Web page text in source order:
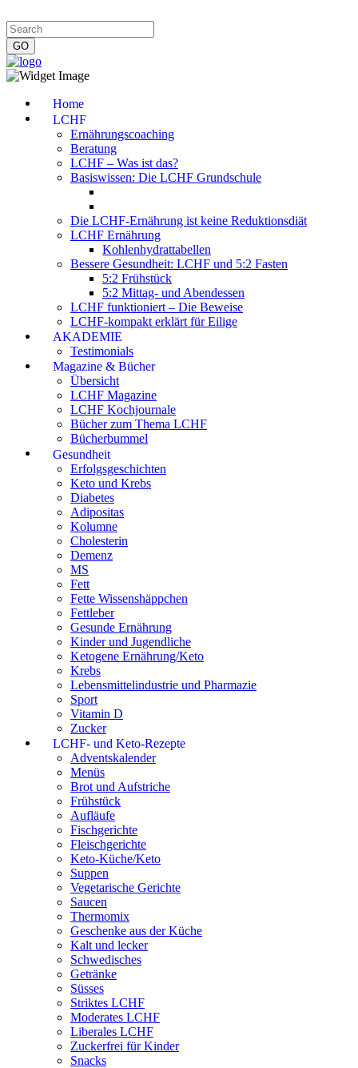
Home
LCHF
Ernährungscoaching
Beratung
LCHF – Was ist das?
Basiswissen: Die LCHF Grundschule
Die LCHF-Ernährung ist keine Reduktionsdiät
LCHF Ernährung
Kohlenhydrattabellen
Bessere Gesundheit: LCHF und 5:2 Fasten
5:2 Frühstück
5:2 Mittag- und Abendessen
LCHF funktioniert – Die Beweise
LCHF-kompakt erklärt für Eilige
AKADEMIE
Testimonials
Magazine & Bücher
Übersicht
LCHF Magazine
LCHF Kochjournale
Bücher zum Thema LCHF
Bücherbummel
Gesundheit
Erfolgsgeschichten
Keto und Krebs
Diabetes
Adipositas
Kolumne
Cholesterin
Demenz
MS
Fett
Fette Wissenshäppchen
Fettleber
Gesunde Ernährung
Kinder und Jugendliche
Ketogene Ernährung/Keto
Krebs
Lebensmittelindustrie und Pharmazie
Sport
Vitamin D
Zucker
LCHF- und Keto-Rezepte
Adventskalender
Menüs
Brot und Aufstriche
Frühstück
Aufläufe
Fischgerichte
Fleischgerichte
Keto-Küche/Keto
Suppen
Vegetarische Gerichte
Saucen
Thermomix
Geschenke aus der Küche
Kalt und lecker
Schwedisches
Getränke
Süsses
Striktes LCHF
Moderates LCHF
Liberales LCHF
Zuckerfrei für Kinder
Snacks